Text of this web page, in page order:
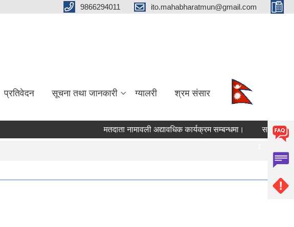
9866294011 ito.mahabharatmun@gmail.com
प्रतिवेदन सूचना तथा जानकारी ग्यालरी श्रम संसार
मतदाता नामावली अद्यावधिक कार्यक्रम सम्बन्धमा। साउन